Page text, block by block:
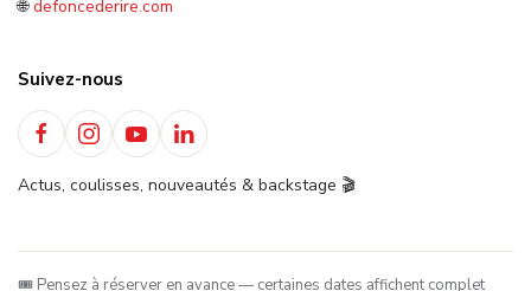
🌐defoncederire.com
Suivez-nous
Actus, coulisses, nouveautés & backstage 🎬
🎟️ Pensez à réserver en avance — certaines dates affichent complet